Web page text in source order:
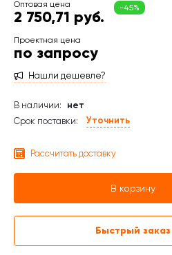
2 750,71 руб.
по запросу
Нашли дешевле?
В наличии:
нет
Срок поставки:
Уточнить
Рассчитать доставку
В корзину
Быстрый заказ